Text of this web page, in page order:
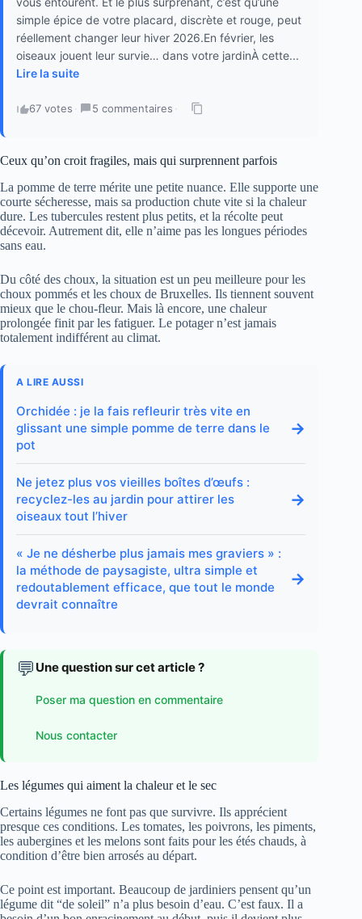
simple épice de votre placard, discrète et rouge, peut
réellement changer leur hiver 2026.En février, les
oiseaux jouent leur survie… dans votre jardinÀ cette...
Lire la suite
67 votes · 5 commentaires ·
Ceux qu’on croit fragiles, mais qui surprennent parfois
La pomme de terre mérite une petite nuance. Elle supporte une
courte sécheresse, mais sa production chute vite si la chaleur
dure. Les tubercules restent plus petits, et la récolte peut
décevoir. Autrement dit, elle n’aime pas les longues périodes
sans eau.
Du côté des choux, la situation est un peu meilleure pour les
choux pommés et les choux de Bruxelles. Ils tiennent souvent
mieux que le chou-fleur. Mais là encore, une chaleur
prolongée finit par les fatiguer. Le potager n’est jamais
totalement indifférent au climat.
A LIRE AUSSI
Orchidée : je la fais refleurir très vite en
glissant une simple pomme de terre dans le
pot
→
Ne jetez plus vos vieilles boîtes d’œufs :
recyclez-les au jardin pour attirer les
oiseaux tout l’hiver
→
« Je ne désherbe plus jamais mes graviers » :
la méthode de paysagiste, ultra simple et
redoutablement efficace, que tout le monde
devrait connaître
→
💬 Une question sur cet article ?
Poser ma question en commentaire
Nous contacter
Les légumes qui aiment la chaleur et le sec
Certains légumes ne font pas que survivre. Ils apprécient
presque ces conditions. Les tomates, les poivrons, les piments,
les aubergines et les melons sont faits pour les étés chauds, à
condition d’être bien arrosés au départ.
Ce point est important. Beaucoup de jardiniers pensent qu’un
légume dit “de soleil” n’a plus besoin d’eau. C’est faux. Il a